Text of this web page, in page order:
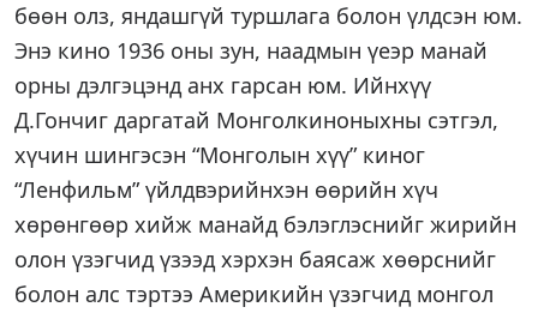
бөөн олз, яндашгүй туршлага болон үлдсэн юм.
Энэ кино 1936 оны зун, наадмын үеэр манай
орны дэлгэцэнд анх гарсан юм. Ийнхүү
Д.Гончиг даргатай Монголкиноныхны сэтгэл,
хүчин шингэсэн “Монголын хүү” киног
“Ленфильм” үйлдвэрийнхэн өөрийн хүч
хөрөнгөөр хийж манайд бэлэглэснийг жирийн
олон үзэгчид үзээд хэрхэн баясаж хөөрснийг
болон алс тэртээ Америкийн үзэгчид монгол